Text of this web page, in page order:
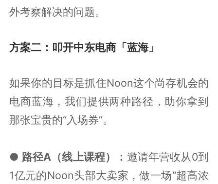
外考察解决的问题。
方案二：叩开中东电商「蓝海」
如果你的目标是抓住Noon这个尚存机会的
电商蓝海，我们提供两种路径，助你拿到
那张宝贵的“入场券”。
● 路径A（线上课程）： 邀请年营收从0到
1亿元的Noon头部大卖家，做一场“超高浓